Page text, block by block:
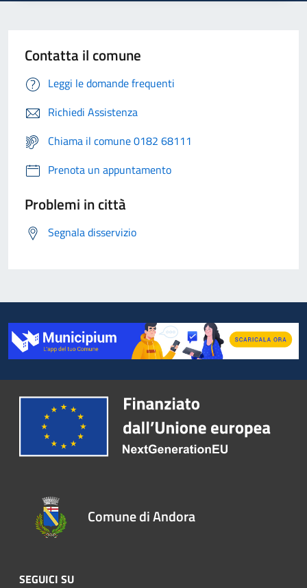
Contatta il comune
Leggi le domande frequenti
Richiedi Assistenza
Chiama il comune 0182 68111
Prenota un appuntamento
Problemi in città
Segnala disservizio
Comune di Andora
SEGUICI SU